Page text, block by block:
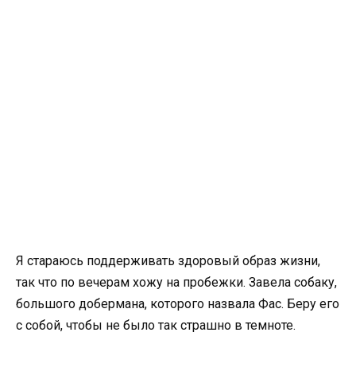
Я стараюсь поддерживать здоровый образ жизни,
так что по вечерам хожу на пробежки. Завела собаку,
большого добермана, которого назвала Фас. Беру его
с собой, чтобы не было так страшно в темноте.